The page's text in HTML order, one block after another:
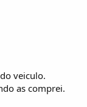
veiculo.
as comprei.